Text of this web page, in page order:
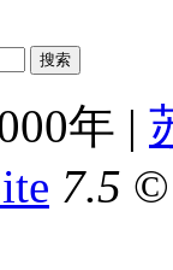
年 |
7.5 ©